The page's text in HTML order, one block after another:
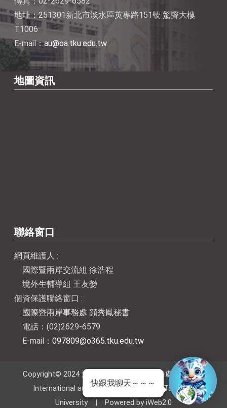
地址：251301新北市淡水區英專路151號 驚聲大樓
T1006
E-mail：au@oa.tku.edu.tw
地圖資訊
聯絡窗口
網頁維護人 :
國際暨兩岸交流組 徐浩程
境外生輔導組 王友嫈
個資保護聯絡窗口 :
國際暨兩岸事務處 顔秀鳳秘書
電話：(02)2629-6579
E-mail： 097809@o365.tku.edu.tw
Copyright© 2024 淡江大學國際暨兩岸事務處 Office of
International and Cross-Strait Affairs, Tamkang
University | Powered by iWeb2.0
快跟我聊天～～～